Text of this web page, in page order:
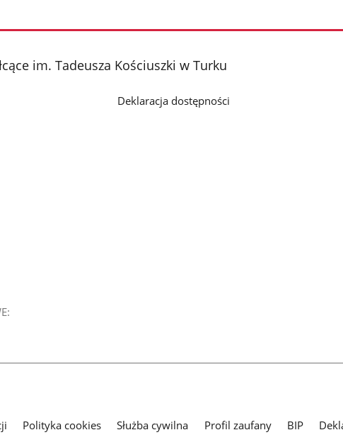
im. Tadeusza Kościuszki w Turku
Deklaracja dostępności
Polityka cookies Służba cywilna Profil zaufany BIP